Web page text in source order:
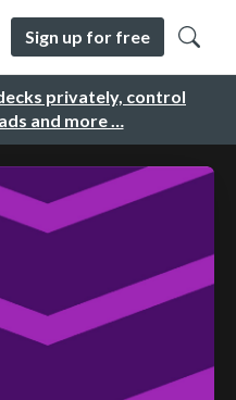
privately, control
and more …
Sign up for free